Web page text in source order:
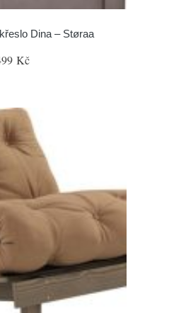
Dina – Støraa
Kč